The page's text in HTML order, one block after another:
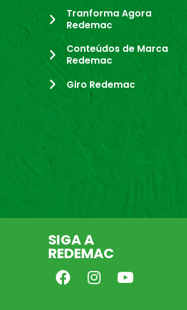
Tranforma Agora
Redemac
Conteúdos de Marca
Redemac
Giro Redemac
SIGA A
REDEMAC